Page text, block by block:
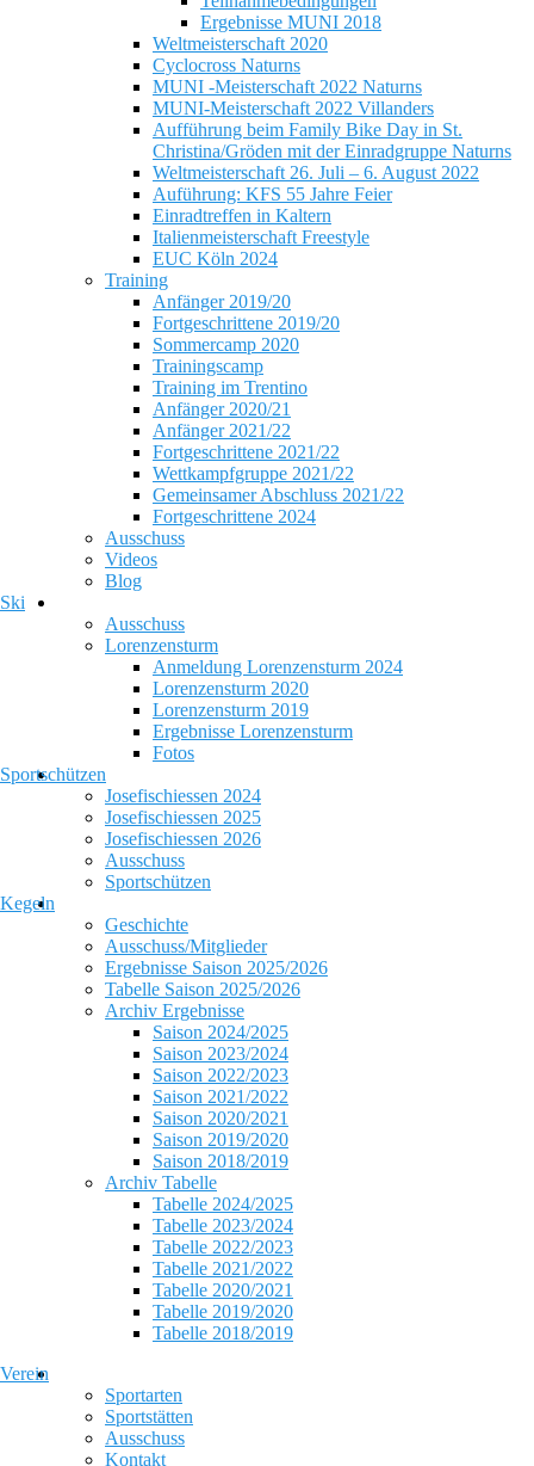
Ergebnisse MUNI 2018
Weltmeisterschaft 2020
Cyclocross Naturns
MUNI -Meisterschaft 2022 Naturns
MUNI-Meisterschaft 2022 Villanders
Aufführung beim Family Bike Day in St.
Christina/Gröden mit der Einradgruppe Naturns
Weltmeisterschaft 26. Juli – 6. August 2022
Auführung: KFS 55 Jahre Feier
Einradtreffen in Kaltern
Italienmeisterschaft Freestyle
EUC Köln 2024
Training
Anfänger 2019/20
Fortgeschrittene 2019/20
Sommercamp 2020
Trainingscamp
Training im Trentino
Anfänger 2020/21
Anfänger 2021/22
Fortgeschrittene 2021/22
Wettkampfgruppe 2021/22
Gemeinsamer Abschluss 2021/22
Fortgeschrittene 2024
Ausschuss
Videos
Blog
Ski
Ausschuss
Lorenzensturm
Anmeldung Lorenzensturm 2024
Lorenzensturm 2020
Lorenzensturm 2019
Ergebnisse Lorenzensturm
Fotos
Sportschützen
Josefischiessen 2024
Josefischiessen 2025
Josefischiessen 2026
Ausschuss
Sportschützen
Kegeln
Geschichte
Ausschuss/Mitglieder
Ergebnisse Saison 2025/2026
Tabelle Saison 2025/2026
Archiv Ergebnisse
Saison 2024/2025
Saison 2023/2024
Saison 2022/2023
Saison 2021/2022
Saison 2020/2021
Saison 2019/2020
Saison 2018/2019
Archiv Tabelle
Tabelle 2024/2025
Tabelle 2023/2024
Tabelle 2022/2023
Tabelle 2021/2022
Tabelle 2020/2021
Tabelle 2019/2020
Tabelle 2018/2019
Verein
Sportarten
Sportstätten
Ausschuss
Kontakt